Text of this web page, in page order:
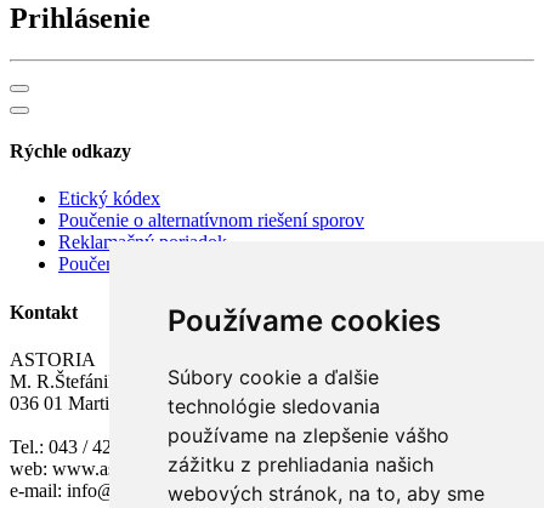
Používame cookies
Súbory cookie a ďalšie
technológie sledovania
používame na zlepšenie vášho
zážitku z prehliadania našich
webových stránok, na to, aby sme
Prihlásenie
Rýchle odkazy
Etický kódex
Poučenie o alternatívnom riešení sporov
Reklamačný poriadok
Poučenie o právach dotknutej osoby
Kontakt
ASTORIA
M. R.Štefánika 10
036 01 Martin
Tel.: 043 / 42 211 77
web: www.astoria.sk
e-mail: info@astoria.sk